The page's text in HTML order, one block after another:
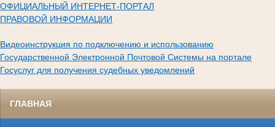
ОФИЦИАЛЬНЫЙ ИНТЕРНЕТ-ПОРТАЛ
ПРАВОВОЙ ИНФОРМАЦИИ
Видеоинструкция по подключению и использованию
Государственной Электронной Почтовой Системы на портале
Госуслуг для получения судебных уведомлений
ГЛАВНАЯ